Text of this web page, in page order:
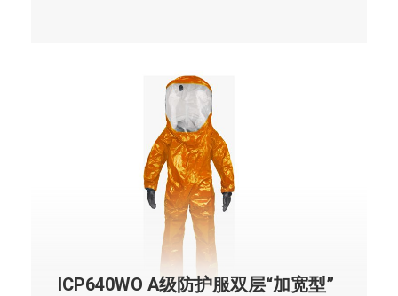
ICP640WO A级防护服双层“加宽型”